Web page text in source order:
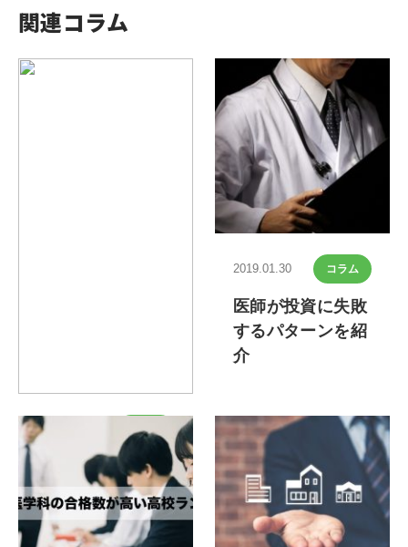
関連コラム
2022.11.14 コラム
【現役医師連載コ
ラム】最近なんか
上手くいかない…
医師の生産性を下
2019.01.30 コラム
医師が投資に失敗
するパターンを紹
介